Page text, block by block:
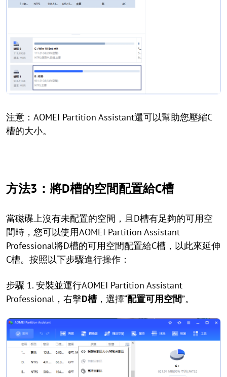
注意：AOMEI Partition Assistant還可以幫助您壓縮C
槽的大小。
方法3：將D槽的空間配置給C槽
當磁碟上沒有未配置的空間，且D槽有足夠的可用空
間時，您可以使用AOMEI Partition Assistant
Professional將D槽的可用空間配置給C槽，以此來延伸
C槽。按照以下步驟進行操作：
步驟 1. 安裝並運行AOMEI Partition Assistant
Professional，右擊D槽，選擇“配置可用空間”。